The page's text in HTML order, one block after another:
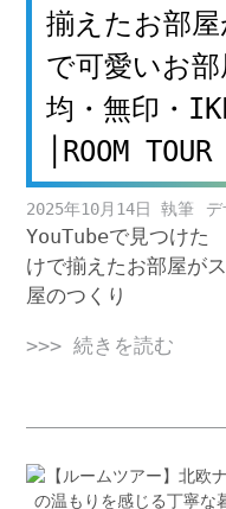
揃えたお部
で可愛いお
均・無印・
│ROOM TOUR
2025年10月14日
YouTubeで見つけた
けで揃えたお部屋が
屋のつくり
>>> 続きを読む